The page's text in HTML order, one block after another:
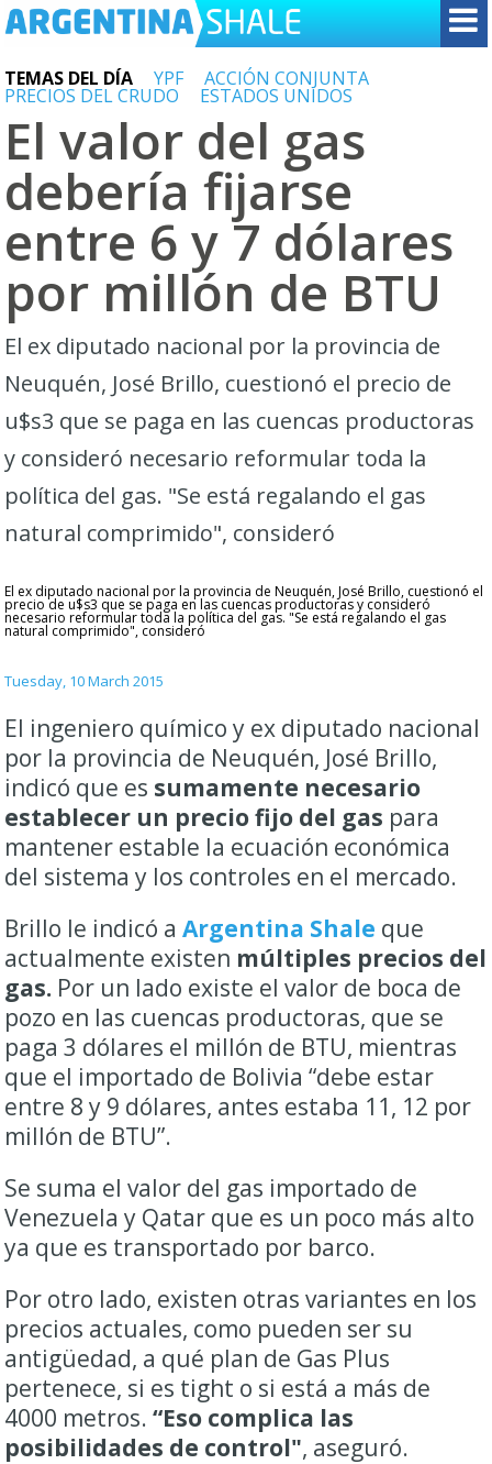
TEMAS DEL DÍA YPF ACCIÓN CONJUNTA
PRECIOS DEL CRUDO ESTADOS UNIDOS
El valor del gas
debería fijarse
entre 6 y 7 dólares
por millón de BTU
El ex diputado nacional por la provincia de
Neuquén, José Brillo, cuestionó el precio de
u$s3 que se paga en las cuencas productoras
y consideró necesario reformular toda la
política del gas. "Se está regalando el gas
natural comprimido", consideró
El ex diputado nacional por la provincia de Neuquén, José Brillo, cuestionó el
precio de u$s3 que se paga en las cuencas productoras y consideró
necesario reformular toda la política del gas. "Se está regalando el gas
natural comprimido", consideró
Tuesday, 10 March 2015
El ingeniero químico y ex diputado nacional
por la provincia de Neuquén, José Brillo,
indicó que es sumamente necesario
establecer un precio fijo del gas para
mantener estable la ecuación económica
del sistema y los controles en el mercado.
Brillo le indicó aArgentina Shale que
actualmente existen múltiples precios del
gas. Por un lado existe el valor de boca de
pozo en las cuencas productoras, que se
paga 3 dólares el millón de BTU, mientras
que el importado de Bolivia “debe estar
entre 8 y 9 dólares, antes estaba 11, 12 por
millón de BTU”.
Se suma el valor del gas importado de
Venezuela y Qatar que es un poco más alto
ya que es transportado por barco.
Por otro lado, existen otras variantes en los
precios actuales, como pueden ser su
antigüedad, a qué plan de Gas Plus
pertenece, si es tight o si está a más de
4000 metros.“Eso complica las
posibilidades de control", aseguró.